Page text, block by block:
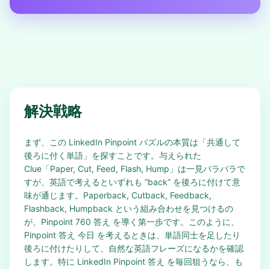
解決戦略
まず、この LinkedIn Pinpoint パズルの本質は「共通して
後ろに付く単語」を探すことです。与えられた
Clue「Paper, Cut, Feed, Flash, Hump」は一見バラバラで
すが、英語で考えるといずれも “back” を後ろに付けて意
味が通じます。Paperback, Cutback, Feedback,
Flashback, Humpback という組み合わせを見つけるの
が、Pinpoint 760 答え を導く第一歩です。このように、
Pinpoint 答え 今日 を考えるときは、単語同士を足したり
後ろに付けたりして、自然な英語フレーズになるかを確認
します。特に LinkedIn Pinpoint 答え を毎回狙うなら、も